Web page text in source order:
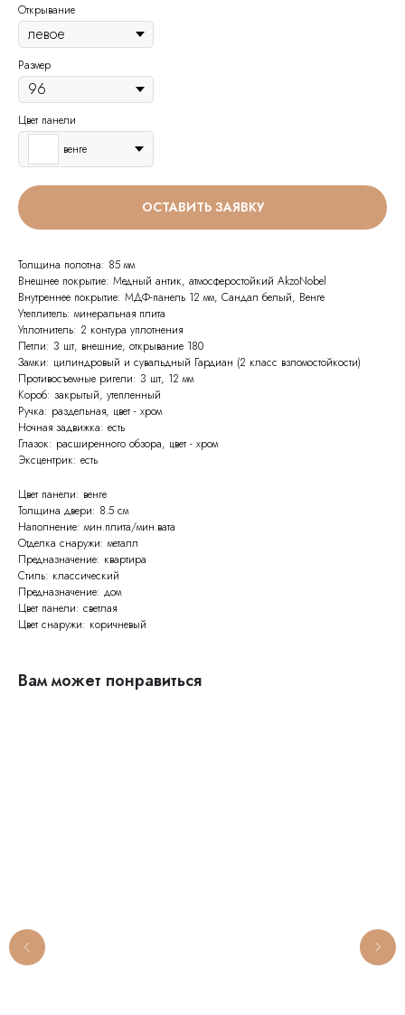
Открывание
Размер
Цвет панели
венге
ОСТАВИТЬ ЗАЯВКУ
Толщина полотна: 85 мм
Внешнее покрытие: Медный антик, атмосферостойкий AkzoNobel
Внутреннее покрытие: МДФ-панель 12 мм, Cандал белый, Венге
Утеплитель: минеральная плита
Уплотнитель: 2 контура уплотнения
Петли: 3 шт, внешние, открывание 180
Замки: цилиндровый и сувальдный Гардиан (2 класс взломостойкости)
Противосъемные ригели: 3 шт, 12 мм
Короб: закрытый, утепленный
Ручка: раздельная, цвет - хром
Ночная задвижка: есть
Глазок: расширенного обзора, цвет - хром
Эксцентрик: есть
Цвет панели: венге
Толщина двери: 8.5 см
Наполнение: мин.плита/мин.вата
Отделка снаружи: металл
Предназначение: квартира
Стиль: классический
Предназначение: дом
Цвет панели: светлая
Цвет снаружи: коричневый
Вам может понравиться